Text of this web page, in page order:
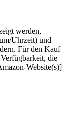
werden,
Uhrzeit) und
Für den Kauf
die
Website(s)]